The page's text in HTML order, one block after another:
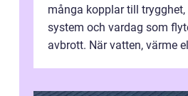
många kopplar till
system och vardag som
avbrott. När vatten, värme